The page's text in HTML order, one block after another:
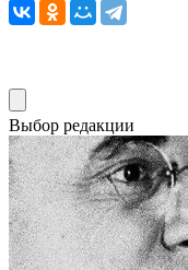
Выбор редакции